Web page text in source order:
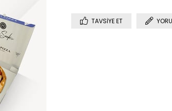
TAVSIYE ET